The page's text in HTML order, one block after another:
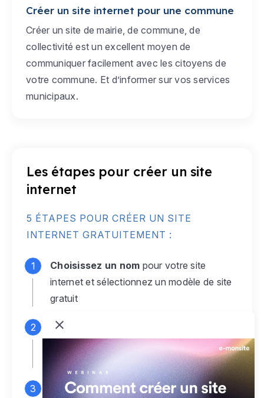
Créer un site internet pour une commune
Créer un site de mairie, de commune, de
collectivité est un excellent moyen de
communiquer facilement avec les citoyens de
votre commune. Et d’informer sur vos services
municipaux.
Les étapes pour créer un site
internet
5 ÉTAPES POUR CRÉER UN SITE
INTERNET GRATUITEMENT :
Choisissez un nom pour votre site
internet et sélectionnez un modèle de site
gratuit
Connectez-vous
monsite gratuit pour accéder à votre
espace d'administration
Personnalisez entièrement le